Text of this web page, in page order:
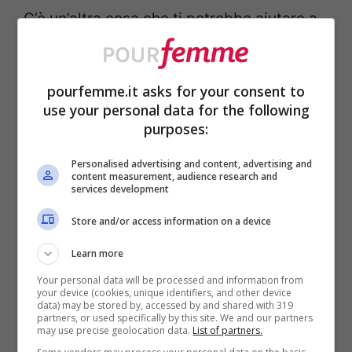
C’è un’altra cosa che ti potrebbe aiutare a
prevenire le rughe: ilmassaggio facciale
Da fare tutte le sere così da ottenere un
effetto rilassante su tutto il corpo, il
massaggio potrebbe aiutarti a prevenire le
rughe e a rendere il viso sempre più
giovane e in salute.
Cos’altro non dovrebbe mai mancare? La
protezione solare
solo nel periodo estivo, ma anche nei mesi
più freddi. Oltre ad applicare una crema
pourfemme.it asks for your consent to
use your personal data for the following
purposes:
Personalised advertising and content, advertising and
content measurement, audience research and
services development
Store and/or access information on a device
Learn more
Your personal data will be processed and information from
your device (cookies, unique identifiers, and other device
data) may be stored by, accessed by and shared with 319
partners, or used specifically by this site. We and our partners
may use precise geolocation data. List of partners.